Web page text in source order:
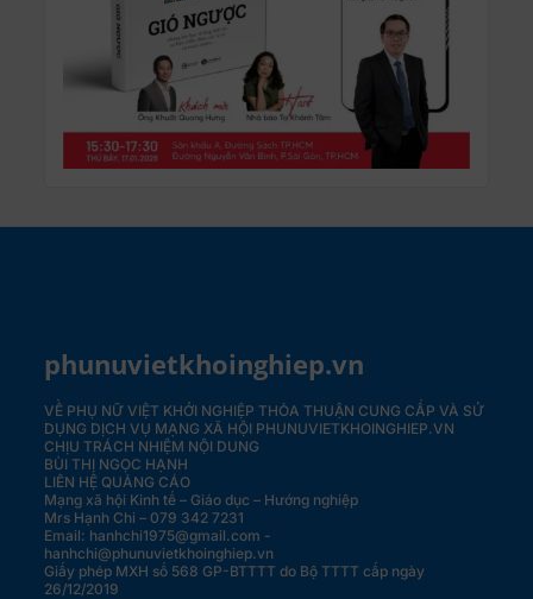
phunuvietkhoinghiep.vn
VỀ PHỤ NỮ VIỆT KHỞI NGHIỆPTHỎA THUẬN CUNG CẤP VÀ SỬ
DỤNG DỊCH VỤ MẠNG XÃ HỘI PHUNUVIETKHOINGHIEP.VN
CHỊU TRÁCH NHIỆM NỘI DUNG
BÙI THỊ NGỌC HẠNH
LIÊN HỆ QUẢNG CÁO
Mạng xã hội Kinh tế – Giáo dục – Hướng nghiệp
Mrs Hạnh Chi – 079 342 7231
Email: hanhchi1975@gmail.com -
hanhchi@phunuvietkhoinghiep.vn
Giấy phép MXH số 568 GP-BTTTT do Bộ TTTT cấp ngày
26/12/2019